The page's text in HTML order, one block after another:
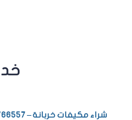
شراء مكيفات خربانة – 97766557 ابو حسين